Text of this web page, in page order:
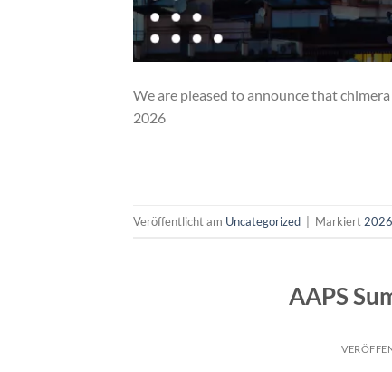
We are pleased to announce that
2026
Veröffentlicht am Uncategorized Markiert 2026
AAPS